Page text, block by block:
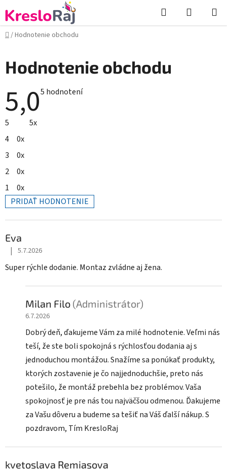
na
obsah
Hľadať
KOŠÍK
Domov
/Hodnotenie obchodu
Hodnotenie obchodu
5,0Priemerné
5 hodnotení
5
5x
4
0x
3
0x
2
0x
1
0x
PRIDAŤ HODNOTENIE
p
s
Eva
Hodnotenie obchodu je 5 z 5 hviezdičiek.
| 5.7.2026
Super rýchle dodanie. Montaz zvládne aj žena.
Milan Filo (Administrátor)
6.7.2026
Dobrý deň, ďakujeme Vám za milé hodnotenie. Veľmi nás
teší, že ste boli spokojná s rýchlosťou dodania aj s
jednoduchou montážou. Snažíme sa ponúkať produkty,
ktorých zostavenie je čo najjednoduchšie, preto nás
potešilo, že montáž prebehla bez problémov. Vaša
spokojnosť je pre nás tou najväčšou odmenou. Ďakujeme
za Vašu dôveru a budeme sa tešiť na Váš ďalší nákup. S
pozdravom, Tím KresloRaj
kvetoslava Remiasova